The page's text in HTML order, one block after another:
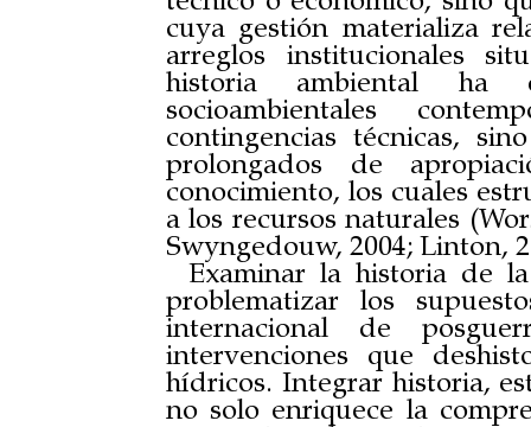
cuya gestión materializa
arreglos institucionales
historia ambiental ha
socioambientales
contingencias técnicas,
prolongados de
conocimiento, los cuales
a los recursos naturales
Swyngedouw, 2004; Linton,
Examinar la historia de
problematizar los
internacional de
intervenciones que
hídricos. Integrar historia,
no solo enriquece la